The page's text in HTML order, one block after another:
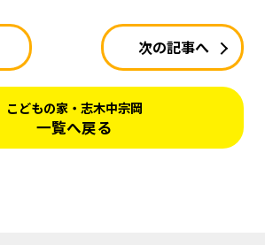
次の記事へ
こどもの家・志木中宗岡
一覧へ戻る